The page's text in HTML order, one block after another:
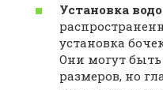
Установка
установка
Они могут
размеров, но